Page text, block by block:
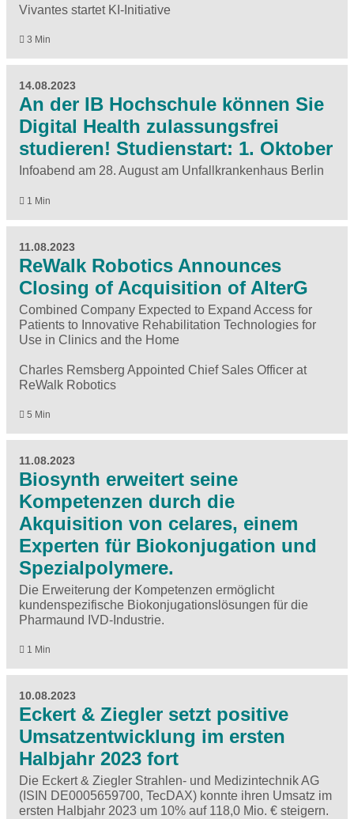
Vivantes startet KI-Initiative
3 Min
14.08.2023
An der IB Hochschule können Sie
Digital Health zulassungsfrei
studieren! Studienstart: 1. Oktober
Infoabend am 28. August am Unfallkrankenhaus Berlin
1 Min
11.08.2023
ReWalk Robotics Announces
Closing of Acquisition of AlterG
Combined Company Expected to Expand Access for
Patients to Innovative Rehabilitation Technologies for
Use in Clinics and the Home
Charles Remsberg Appointed Chief Sales Officer at
ReWalk Robotics
5 Min
11.08.2023
Biosynth erweitert seine
Kompetenzen durch die
Akquisition von celares, einem
Experten für Biokonjugation und
Spezialpolymere.
Die Erweiterung der Kompetenzen ermöglicht
kundenspezifische Biokonjugationslösungen für die
Pharmaund IVD-Industrie.
1 Min
10.08.2023
Eckert & Ziegler setzt positive
Umsatzentwicklung im ersten
Halbjahr 2023 fort
Die Eckert & Ziegler Strahlen- und Medizintechnik AG
(ISIN DE0005659700, TecDAX) konnte ihren Umsatz im
ersten Halbjahr 2023 um 10% auf 118,0 Mio. € steigern.